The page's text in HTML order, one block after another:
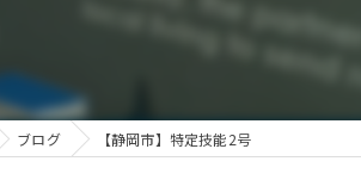
ブログ 【静岡市】特定技能2号